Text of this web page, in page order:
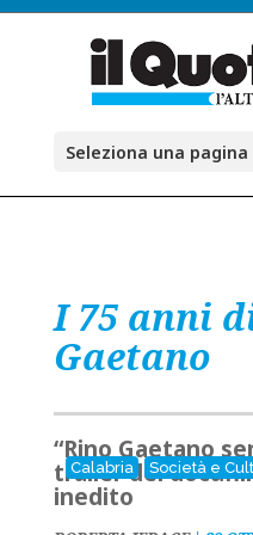
Seleziona una pagina
I 75 anni
Gaetano
Calabria Società e
“Rino Gaetano
trailer del
inedito